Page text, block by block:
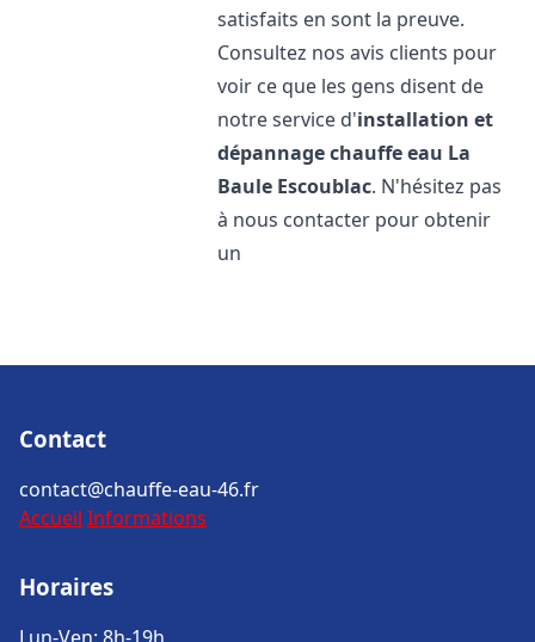
satisfaits en sont la preuve.
Consultez nos avis clients pour
voir ce que les gens disent de
notre service d'installation et
dépannage chauffe eau La
Baule Escoublac. N'hésitez pas
à nous contacter pour obtenir
un
Contact
contact@chauffe-eau-46.fr
Accueil Informations
Horaires